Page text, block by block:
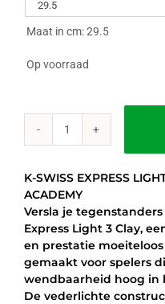
Maat in cm: 29.5
Op voorraad
K-
LIGHT
CLAY
WIT/NAVAL
ACADEMY
aantal
K-SWISS EXPRESS
ACADEMY
Versla je
Express Light 3 Clay,
en prestatie
gemaakt voor spelers
wendbaarheid hoog in
De vederlichte